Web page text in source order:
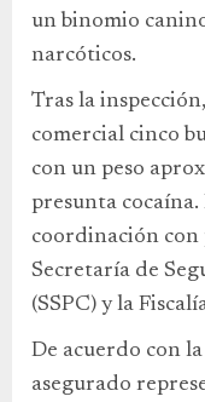
un binomio
narcóticos.
Tras la
comercial cinco
con un peso
presunta cocaína.
coordinación con
Secretaría de
(SSPC) y la
De acuerdo con
asegurado